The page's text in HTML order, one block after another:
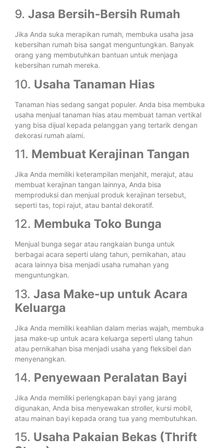
9. Jasa Bersih-Bersih Rumah
Jika Anda suka merapikan rumah, membuka usaha jasa
kebersihan rumah bisa sangat menguntungkan. Banyak
orang yang membutuhkan bantuan untuk menjaga
kebersihan rumah mereka.
10. Usaha Tanaman Hias
Tanaman hias sedang sangat populer. Anda bisa membuka
usaha menjual tanaman hias atau membuat taman vertikal
yang bisa dijual kepada pelanggan yang tertarik dengan
dekorasi rumah alami.
11. Membuat Kerajinan Tangan
Jika Anda memiliki keterampilan menjahit, merajut, atau
membuat kerajinan tangan lainnya, Anda bisa
memproduksi dan menjual produk kerajinan tersebut,
seperti tas, topi rajut, atau bantal dekoratif.
12. Membuka Toko Bunga
Menjual bunga segar atau rangkaian bunga untuk
berbagai acara seperti ulang tahun, pernikahan, atau
acara lainnya bisa menjadi usaha rumahan yang
menguntungkan.
13. Jasa Make-up untuk Acara
Keluarga
Jika Anda memiliki keahlian dalam merias wajah, membuka
jasa make-up untuk acara keluarga seperti ulang tahun
atau pernikahan bisa menjadi usaha yang fleksibel dan
menyenangkan.
14. Penyewaan Peralatan Bayi
Jika Anda memiliki perlengkapan bayi yang jarang
digunakan, Anda bisa menyewakan stroller, kursi mobil,
atau mainan bayi kepada orang tua yang membutuhkan.
15. Usaha Pakaian Bekas (Thrift